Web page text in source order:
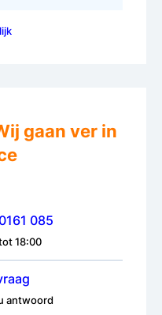
gaan ver in
085
18:00
antwoord